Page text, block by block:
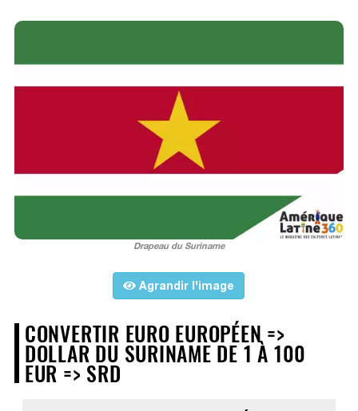
Drapeau du Suriname
Agrandir l'image
CONVERTIR EURO EUROPÉEN =>
DOLLAR DU SURINAME DE 1 À 100
EUR => SRD